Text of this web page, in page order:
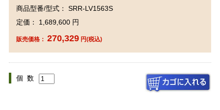
商品型番/型式： SRR-LV1563S
定価： 1,689,600 円
販売価格： 270,329円(税込)
個 数